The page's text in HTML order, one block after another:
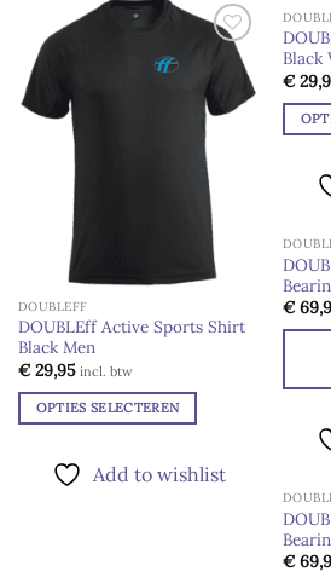
Add to
wishlist
DOUBLEFF
DOUBLEff Active Sports Shirt
Black Men
€29,95 incl. btw
OPTIES SELECTEREN
product
Add to wishlist
Black
€
Deze
optie
kan
€
€